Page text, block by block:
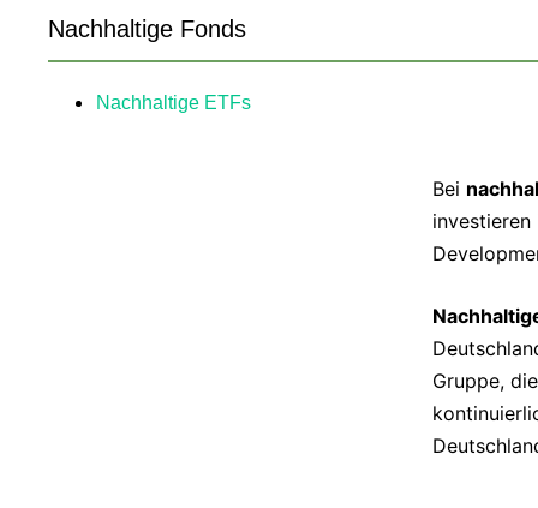
Nachhaltige Fonds
Nachhaltige ETFs
Bei
Gruppe,